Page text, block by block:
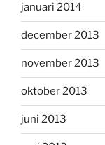
januari 2014
december 2013
november 2013
oktober 2013
juni 2013